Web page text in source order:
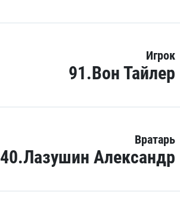
Игрок
91.Вон Тайлер
Вратарь
40.Лазушин Александр